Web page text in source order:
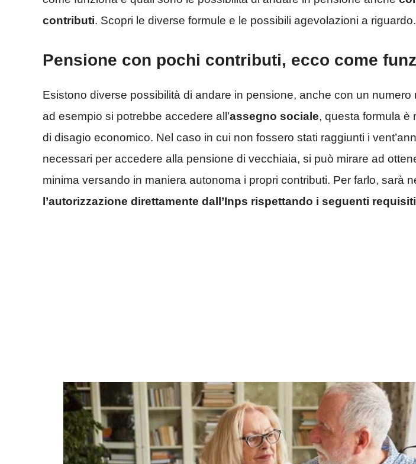
contributi. Scopri le diverse formule e le possibili agevolazioni a riguardo.
Pensione con pochi contributi, ecco come
Esistono diverse possibilità di andare in pensione, anche con un numero
ad esempio si potrebbe accedere all’assegno sociale, questa formula è
di disagio economico. Nel caso in cui non fossero stati raggiunti i
necessari per accedere alla pensione di vecchiaia, si può mirare ad
minima versando in maniera autonoma i propri contributi. Per farlo, sarà
l’autorizzazione direttamente dall’Inps rispettando i seguenti